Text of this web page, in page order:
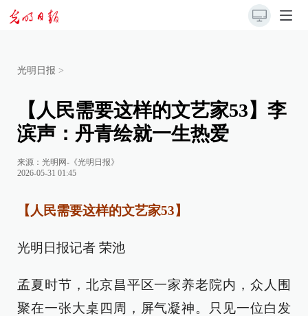
光明日报 >
【人民需要这样的文艺家53】李
滨声：丹青绘就一生热爱
来源： 光明网-《光明日报》
2026-05-31 01:45
【人民需要这样的文艺家53】
光明日报记者 荣池
孟夏时节，北京昌平区一家养老院内，众人围
聚在一张大桌四周，屏气凝神。只见一位白发